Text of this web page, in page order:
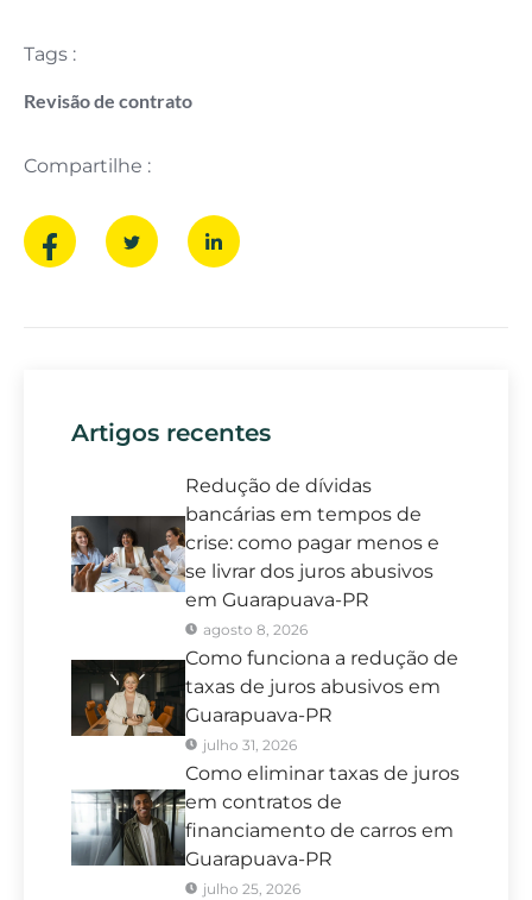
Tags :
Revisão de contrato
Compartilhe :
Artigos recentes
Redução de dívidas
bancárias em tempos de
crise: como pagar menos e
se livrar dos juros abusivos
em Guarapuava-PR
agosto 8, 2026
Como funciona a redução de
taxas de juros abusivos em
Guarapuava-PR
julho 31, 2026
Como eliminar taxas de juros
em contratos de
financiamento de carros em
Guarapuava-PR
julho 25, 2026